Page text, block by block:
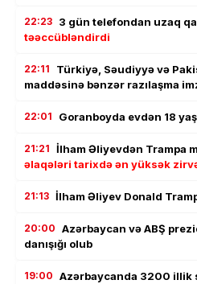
22:23 3 gün telefondan uzaq
təəccübləndirdi
22:11
Türkiyə, Səudiyyə və
maddəsinə bənzər razılaşma
22:01 Goranboyda evdən 18
21:21 İlham Əliyevdən Trampa
əlaqələri tarixdə ən yüksək
21:13 İlham Əliyev Donald
20:00 Azərbaycan və ABŞ
danışığı olub
19:00 Azərbaycanda 3200 illik